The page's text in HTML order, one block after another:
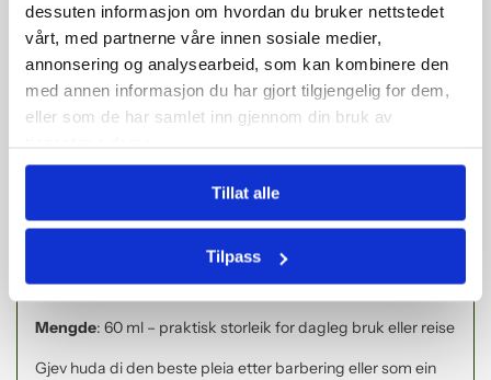
dessuten informasjon om hvordan du bruker nettstedet
vårt, med partnerne våre innen sosiale medier,
annonsering og analysearbeid, som kan kombinere den
med annen informasjon du har gjort tilgjengelig for dem,
eller som de har samlet inn gjennom din bruk av
Tillat alle
Tilpass
Allsidig bruk– perfekt for ansikt, kropp og tørre
hender
Langvarig fukt og næring– trekker djupt inn i huda
for varig pleie
– maskulin miks av gran, einer og
Innhald:
Talg, uttrekk av nesle, mandelolje, tistelolje, bivoks,
gran, einer, bergamot
Mengde: 60 ml – praktisk storleik for dagleg bruk eller reise
Gjev huda di den beste pleia etter barbering eller som ein